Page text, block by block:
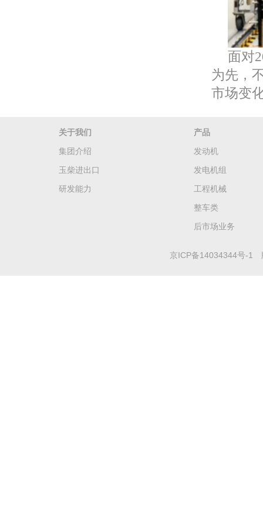
面对
为先，
市场变
关于我们
集团介绍
玉柴进出口
研发能力
产品
发动机
发电机组
工程机械
整车类
后市场业务
京ICP备14034344号-1